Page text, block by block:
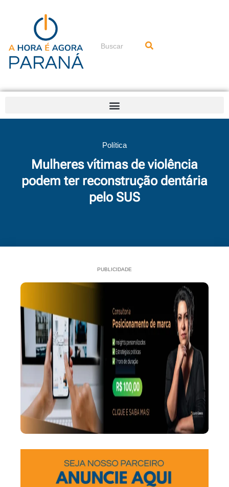
conteúdo
Pesquisar
Política
Mulheres vítimas de violência
podem ter reconstrução dentária
pelo SUS
PUBLICIDADE